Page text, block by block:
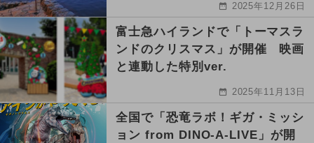
2025年12月26日
富士急ハイランドで「トーマスラ
ンドのクリスマス」が開催 映画
と連動した特別ver.
2025年11月13日
全国で「恐竜ラボ！ギガ・ミッシ
ョン from DINO-A-LIVE」が開